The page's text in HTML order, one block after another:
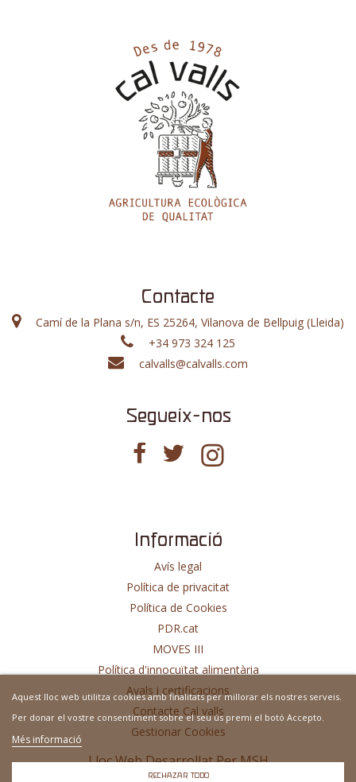
Contacte
Camí de la Plana s/n, ES 25264, Vilanova de Bellpuig (Lleida)
+34 973 324 125
calvalls@calvalls.com
Segueix-nos
Informació
Avís legal
Política de privacitat
Política de Cookies
PDR.cat
MOVES III
Política d'innocuïtat alimentària
Avals i certificacions
Contacte Cal valls
Gestionar Cookies
Lloc Web Desarrollat PerMSH
Aquest lloc web utilitza cookies amb finalitats per millorar els nostres serveis.
Per donar el vostre consentiment sobre el seu ús premi el botó Accepto.
Més informació
RECHAZAR TODO